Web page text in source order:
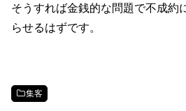
そうすれば金銭的な問題で不成約
らせるはずです。
集客